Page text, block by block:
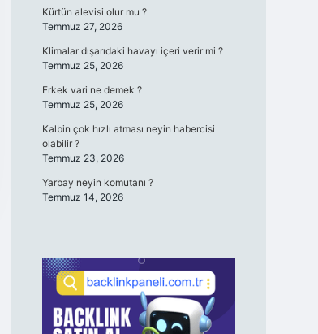
Kürtün alevisi olur mu ?
Temmuz 27, 2026
Klimalar dışarıdaki havayı içeri verir mi ?
Temmuz 25, 2026
Erkek vari ne demek ?
Temmuz 25, 2026
Kalbin çok hızlı atması neyin habercisi
olabilir ?
Temmuz 23, 2026
Yarbay neyin komutanı ?
Temmuz 14, 2026